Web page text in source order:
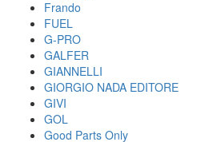
Frando
FUEL
G-PRO
GALFER
GIANNELLI
GIORGIO NADA EDITORE
GIVI
GOL
Good Parts Only